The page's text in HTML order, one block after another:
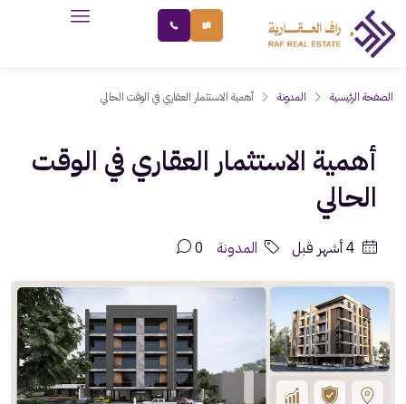
الصفحة الرئيسية المدونة أهمية الاستثمار العقاري في الوقت الحالي
أهمية الاستثمار العقاري في الوقت
الحالي
المدونة 0